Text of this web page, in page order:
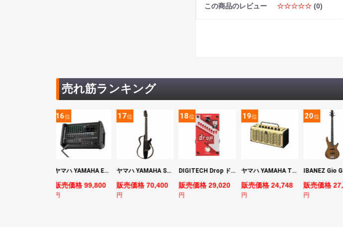
この商品のレビュー ☆☆☆☆☆ (0)
売れ筋ランキング
16位
ヤマハ YAMAHA EMX7 12ch パワードミキサー
販売価格 99,800
円
17位
ヤマハ YAMAHA SLG200S TBL サイレントギター
販売価格 70,400
円
18位
DIGITECH Drop ドロップ・リチューニング・エフェクト
販売価格 29,020
円
19位
ヤマハ YAMAHA THR5 コンパクトギターアンプ 小型アンプ
販売価格 24,748
円
20位
販売価格
円